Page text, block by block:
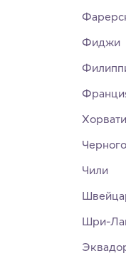
Фиджи
Чили
Шри-